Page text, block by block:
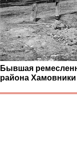
Бывшая
района Хамовники